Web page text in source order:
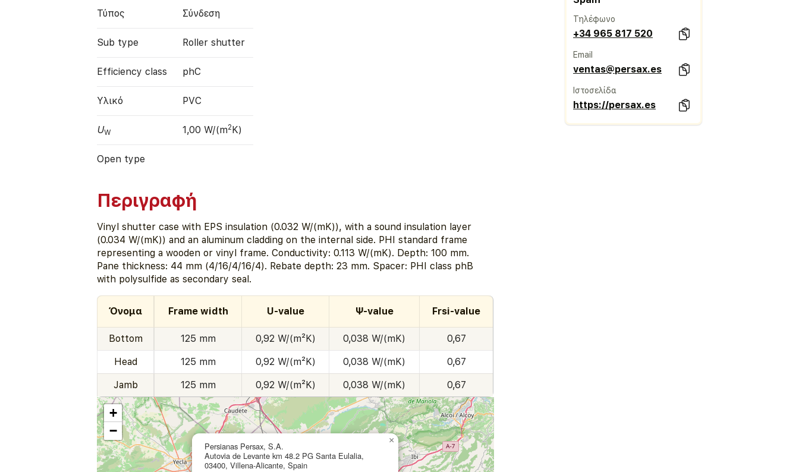
Τύπος Σύνδεση
Sub type Roller shutter
Efficiency class phC
Υλικό PVC
UW 1,00 W/(m2K)
Open type
Περιγραφή
Vinyl shutter case with EPS insulation (0.032 W/(mK)), with a sound insulation layer
(0.034 W/(mK)) and an aluminum cladding on the internal side. PHI standard frame
representing a wooden or vinyl frame. Conductivity: 0.113 W/(mK). Depth: 100 mm.
Pane thickness: 44 mm (4/16/4/16/4). Rebate depth: 23 mm. Spacer: PHI class phB
with polysulfide as secondary seal.
Όνομα Frame width U-value Ψ-value Frsi-value
Bottom 125 mm 0,92 W/(m²K) 0,038 W/(mK) 0,67
Head 125 mm 0,92 W/(m²K) 0,038 W/(mK) 0,67
Jamb 125 mm 0,92 W/(m²K) 0,038 W/(mK) 0,67
Persianas Persax, S.A.
Autovia de Levante km 48.2 PG Santa Eulalia,
03400, Villena-Alicante, Spain
×
+
−
Τηλέφωνο
+34 965 817 520
Email
ventas@persax.es
Ιστοσελίδα
https://persax.es